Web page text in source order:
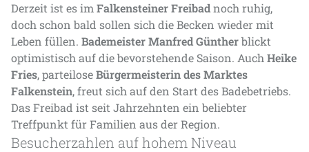
Derzeit ist es im Falkensteiner Freibadnoch ruhig,
doch schon bald sollen sich die Becken wieder mit
Leben füllen. Bademeister Manfred Güntherblickt
optimistisch auf die bevorstehende Saison. Auch Heike
Fries, parteiloseBürgermeisterin des Marktes
Falkenstein, freut sich auf den Start des Badebetriebs.
Das Freibad ist seit Jahrzehnten ein beliebter
Treffpunkt für Familien aus der Region.
Besucherzahlen auf hohem Niveau